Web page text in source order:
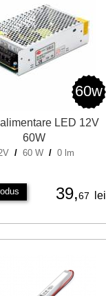
60w
LED 12V
60W
/ 60 W / 0 lm
39,67 lei